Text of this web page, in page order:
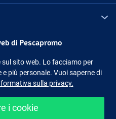
Instagram
di Pescapromo
sito web. Lo facciamo per
più personale. Vuoi saperne di
sulla privacy.
i cookie